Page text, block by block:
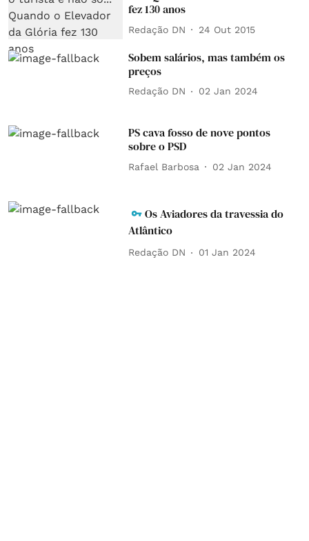
fez 130 anos
Redação DN 24 Out 2015
Sobem salários, mas também os
preços
Redação DN 02 Jan 2024
PS cava fosso de nove pontos
sobre o PSD
Rafael Barbosa 02 Jan 2024
Os Aviadores da travessia do
Atlântico
Redação DN 01 Jan 2024